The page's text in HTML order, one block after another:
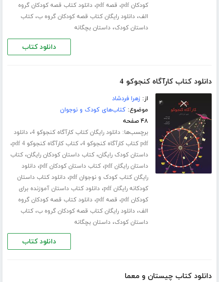
کودکان pdf
، قصه pdf ،دانلود کتاب قصه کودکان گروه
الف،دانلود رایگان کتاب قصه کودکان گروه ب،کتاب
داستان کودک،داستان بچگانه
دانلود کتاب
دانلود کتاب کارآگاه کنجوکو 4
از:زهرا فردشاد
موضوع:کتاب‌های کودک و نوجوان
۴۸ صفحه
برچسب‌ها:دانلود رایگان کتاب کارآگاه کنجوکو 4 ،دانلود
pdf کتاب کارآگاه کنجوکو 4
،کتاب کارآگاه کنجوکو 4 pdf ،
داستان کودک رایگان،کتاب داستان کودکان رایگان،کتاب
داستان رایگان pdf
،کتاب داستان کودکان pdf ،دانلود
رایگان کتاب کودک و نوجوان pdf
،دانلود کتاب داستان
کودکانه رایگان pdf
،دانلود کتاب داستان آموزنده برای
کودکان pdf
، قصه pdf ،دانلود کتاب قصه کودکان گروه
الف،دانلود رایگان کتاب قصه کودکان گروه ب،کتاب
داستان کودک،داستان بچگانه
دانلود کتاب
دانلود کتاب چیستان و معما